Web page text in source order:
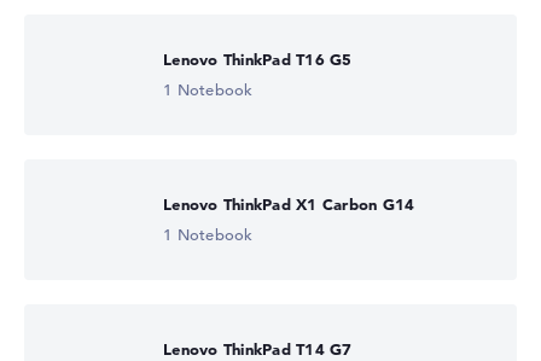
Lenovo ThinkPad T16 G5
1 Notebook
Lenovo ThinkPad X1 Carbon G14
1 Notebook
Lenovo ThinkPad T14 G7